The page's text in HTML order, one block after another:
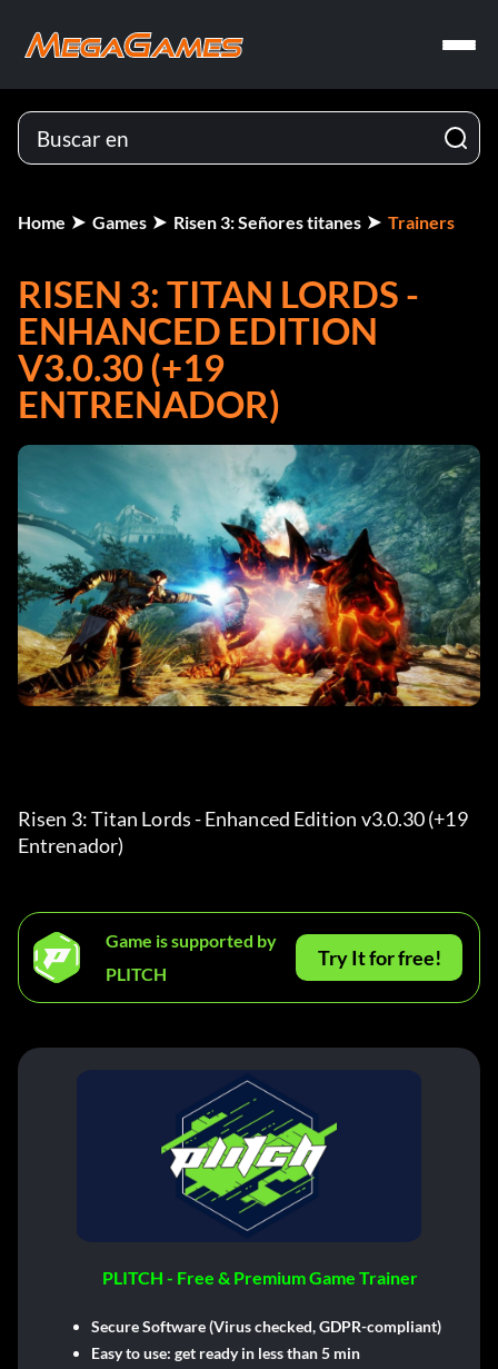
Home Games Risen 3: Señores titanes Trainers
RISEN 3: TITAN LORDS -
ENHANCED EDITION
V3.0.30 (+19
ENTRENADOR)
Risen 3: Titan Lords - Enhanced Edition v3.0.30 (+19
Entrenador)
Game is supported by
PLITCH
Try It for free!
PLITCH - Free & Premium Game Trainer
Secure Software (Virus checked, GDPR-compliant)
Easy to use: get ready in less than 5 min